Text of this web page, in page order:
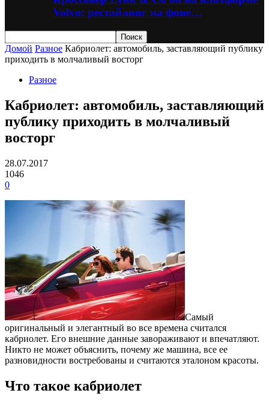
Volvo: рестайлинг на фоне…
Домой Разное Кабриолет: автомобиль, заставляющий публику
приходить в молчаливый восторг
Разное
Кабриолет: автомобиль, заставляющий
публику приходить в молчаливый
восторг
28.07.2017
1046
0
Самый
оригинальный и элегантный во все времена считался
кабриолет. Его внешние данные завораживают и впечатляют.
Никто не может объяснить, почему же машина, все ее
разновидности востребованы и считаются эталоном красоты.
Что такое кабриолет